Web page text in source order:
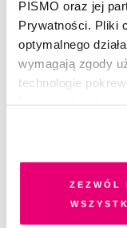
PISMO oraz jej
Prywatności. Pliki
optymalnego
wymagają zgody
technologie
dobrowolną
pokrewne,
na Twoim
przetwarzanie
Zezwól